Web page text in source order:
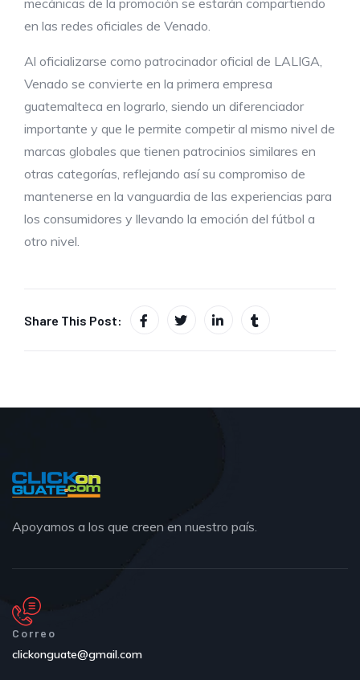
mecánicas de la promoción se estarán compartiendo
en las redes oficiales de Venado.
Al oficializarse como patrocinador oficial de LALIGA,
Venado se convierte en la primera empresa
guatemalteca en lograrlo, siendo un diferenciador
importante y que le permite competir al mismo nivel de
marcas globales que tienen patrocinios similares en
otras categorías, reflejando así su compromiso de
mantenerse en la vanguardia de las experiencias para
los consumidores y llevando la emoción del fútbol a
otro nivel.
Share This Post:
Apoyamos a los que creen en nuestro país.
Correo
clickonguate@gmail.com